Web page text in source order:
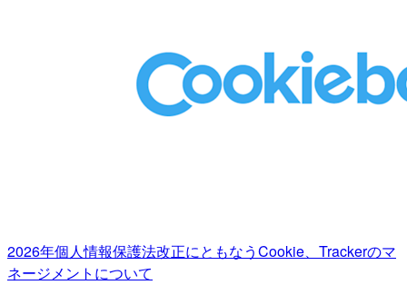
2026年個人情報保護法改正にともなうCookie、Trackerのマ
ネージメントについて